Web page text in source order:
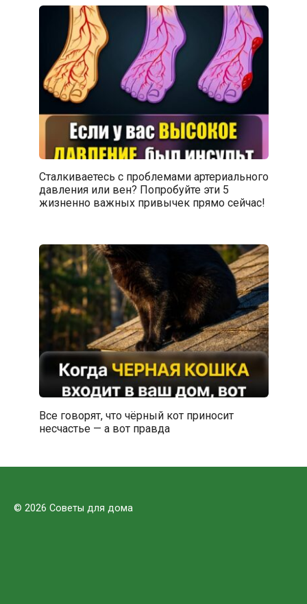
Сталкиваетесь с проблемами артериального
давления или вен? Попробуйте эти 5
жизненно важных привычек прямо сейчас!
Все говорят, что чёрный кот приносит
несчастье — а вот правда
© 2026 Советы для дома